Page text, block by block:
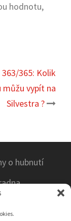
hodnotu,
365: Kolik
můžu vypít na
Silvestra ?
o hubnutí